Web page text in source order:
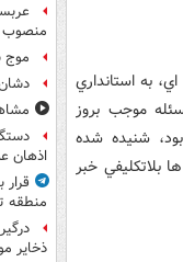
به استانداري
موجب بروز
شنيده شده
بلاتکليفي خبر
منصوب
موج
مشاهده ۴ پلنگ در
اذهان
قرار
منطقه
ذخایر